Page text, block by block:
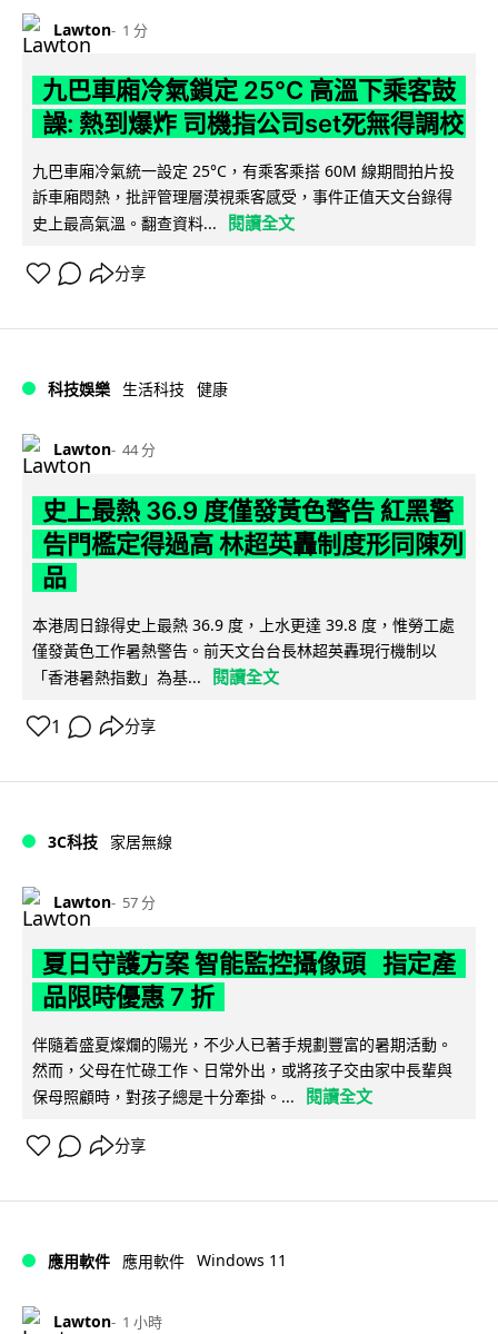
Lawton 1 分
九巴車廂冷氣鎖定 25°C 高溫下乘客鼓
譟: 熱到爆炸 司機指公司set死無得調校
九巴車廂冷氣統一設定 25°C，有乘客乘搭 60M 線期間拍片投
訴車廂悶熱，批評管理層漠視乘客感受，事件正值天文台錄得
史上最高氣溫。翻查資料...
閱讀全文
分享
科技娛樂 生活科技 健康
Lawton 44 分
史上最熱 36.9 度僅發黃色警告 紅黑警
告門檻定得過高 林超英轟制度形同陳列
品
本港周日錄得史上最熱 36.9 度，上水更達 39.8 度，惟勞工處
僅發黃色工作暑熱警告。前天文台台長林超英轟現行機制以
「香港暑熱指數」為基...
閱讀全文
1 分享
3C科技 家居無線
Lawton 57 分
夏日守護方案 智能監控攝像頭 指定產
品限時優惠 7 折
伴隨着盛夏燦爛的陽光，不少人已著手規劃豐富的暑期活動。
然而，父母在忙碌工作、日常外出，或將孩子交由家中長輩與
保母照顧時，對孩子總是十分牽掛。...
閱讀全文
分享
應用軟件 應用軟件 Windows 11
Lawton 1 小時